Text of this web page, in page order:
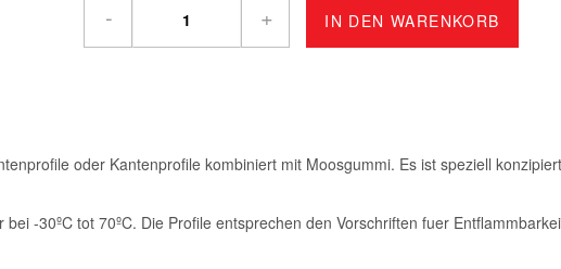
- + IN DEN WARENKORB
oder Kantenprofile kombiniert mit Moosgummi. Es ist speziell
-30ºC tot 70ºC. Die Profile entsprechen den Vorschriften fuer